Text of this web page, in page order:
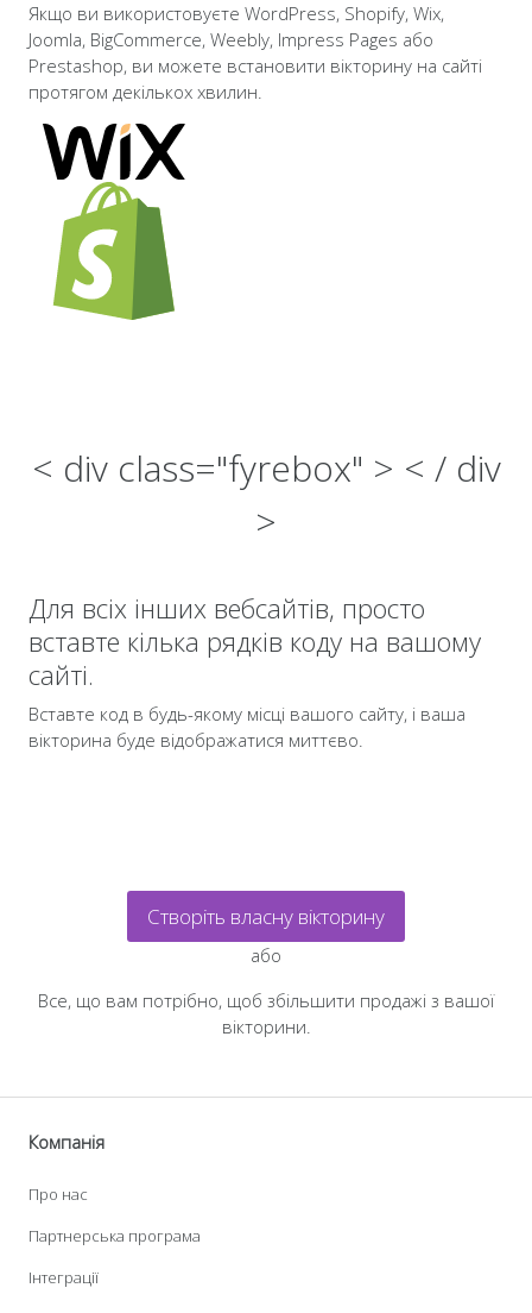
Якщо ви використовуєте WordPress, Shopify, Wix,
Joomla, BigCommerce, Weebly, Impress Pages або
Prestashop, ви можете встановити вікторину на сайті
протягом декількох хвилин.
< div class="fyrebox" > < / div
>
Для всіх інших вебсайтів, просто
вставте кілька рядків коду на вашому
сайті.
Вставте код в будь-якому місці вашого сайту, і ваша
вікторина буде відображатися миттєво.
Створіть власну вікторину
або
Все, що вам потрібно, щоб збільшити продажі з вашої
вікторини.
Компанія
Про нас
Партнерська програма
Інтеграції